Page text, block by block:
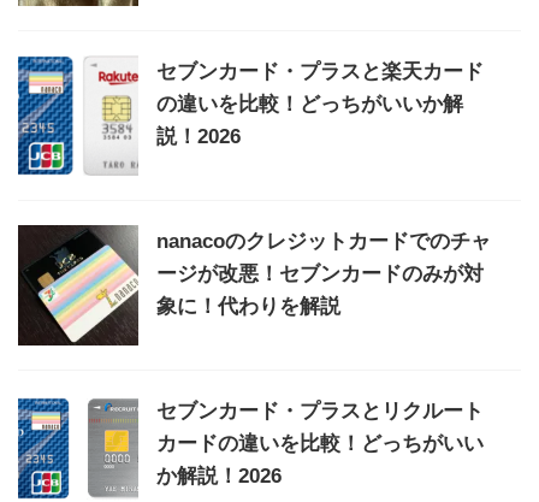
セブンカード・プラスと楽天カード
の違いを比較！どっちがいいか解
説！2026
nanacoのクレジットカードでのチャ
ージが改悪！セブンカードのみが対
象に！代わりを解説
セブンカード・プラスとリクルート
カードの違いを比較！どっちがいい
か解説！2026